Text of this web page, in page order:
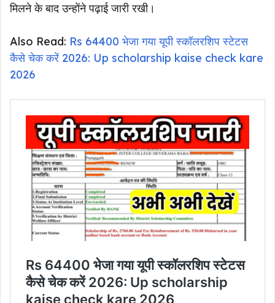
मिलने के बाद उन्होंने पढ़ाई जारी रखी।
Also Read: Rs 64400 भेजा गया यूपी स्कॉलरशिप स्टेटस
कैसे चेक करें 2026: Up scholarship kaise check kare
2026